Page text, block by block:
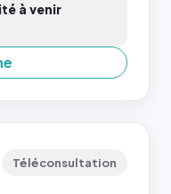
à venir
Téléconsultation